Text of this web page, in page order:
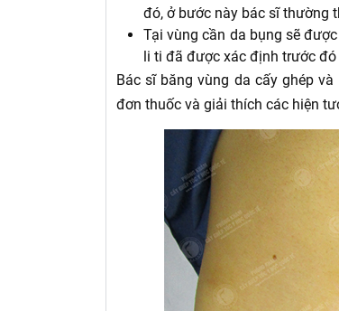
đó, ở bước này bác sĩ thường
Tại vùng cần da bụng sẽ
li ti đã được xác định trước
Bác sĩ băng vùng da cấy ghép
đơn thuốc và giải thích các hiện